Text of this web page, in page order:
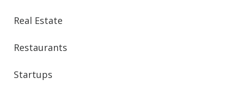
Real Estate
Restaurants
Startups